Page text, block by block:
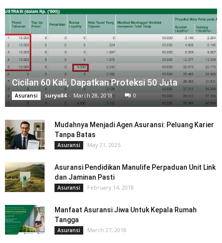
Cicilan 60 Kali, Dapatkan Proteksi 50 Juta
Asuransi suryo84 - March 28, 2018 0
Mudahnya Menjadi Agen Asuransi: Peluang Karier
Tanpa Batas
Asuransi May 21, 2025
Asuransi Pendidikan Manulife Perpaduan Unit Link
dan Jaminan Pasti
Asuransi February 14, 2018
Manfaat Asuransi Jiwa Untuk Kepala Rumah
Tangga
Asuransi March 27, 2018